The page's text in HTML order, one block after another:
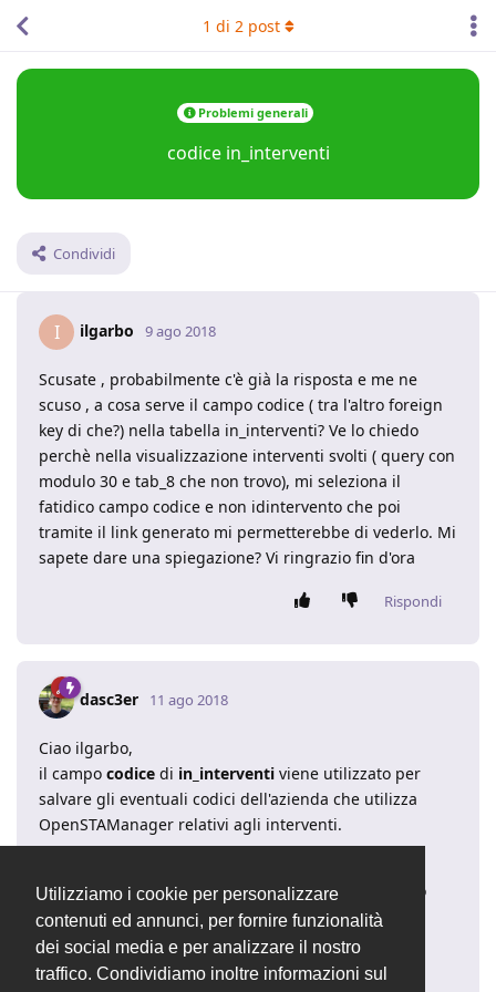
Utilizziamo i cookie per personalizzare
contenuti ed annunci, per fornire funzionalità
dei social media e per analizzare il nostro
traffico. Condividiamo inoltre informazioni sul
Problemi generali
codice in_interventi
Condividi
1 di 2post
I ilgarbo 9 ago 2018
Scusate , probabilmente c'è già la risposta e me ne
scuso , a cosa serve il campo codice ( tra l'altro foreign
key di che?) nella tabella in_interventi? Ve lo chiedo
perchè nella visualizzazione interventi svolti ( query con
modulo 30 e tab_8 che non trovo), mi seleziona il
fatidico campo codice e non idintervento che poi
tramite il link generato mi permetterebbe di vederlo. Mi
sapete dare una spiegazione? Vi ringrazio fin d'ora
Rispondi
dasc3er 11 ago 2018
Ciao ilgarbo,
il campo codice di in_interventi viene utilizzato per
salvare gli eventuali codici dell'azienda che utilizza
OpenSTAManager relativi agli interventi.
principale della tabella e quindi non viene utilizzato
come foreign key (a quanto mi risulta), ma viene
comunque utilizzato come unico codice mostrato
all'utente.